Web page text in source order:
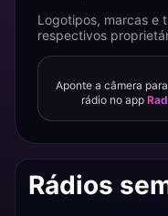
Logotipos, marcas e
respectivos
Aponte a câmera
rádio no app
Rádios